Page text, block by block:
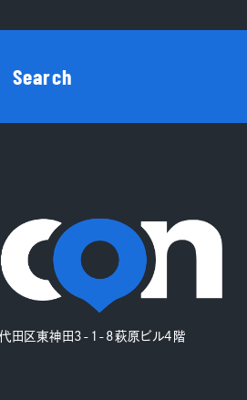
田区東神田3-1-8萩原ビル4階
Search